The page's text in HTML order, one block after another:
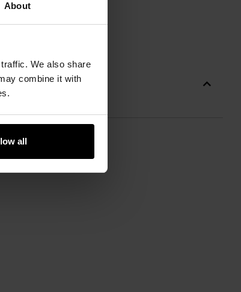
About
We also share
combine it with
all